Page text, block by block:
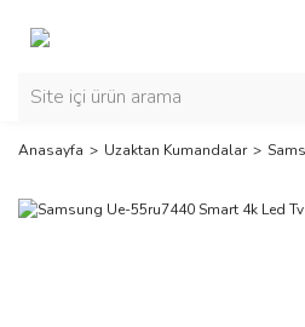
Anasayfa Uzaktan Kumandalar